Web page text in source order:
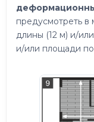
предусмотреть
длины (12 м) и/
и/или площади